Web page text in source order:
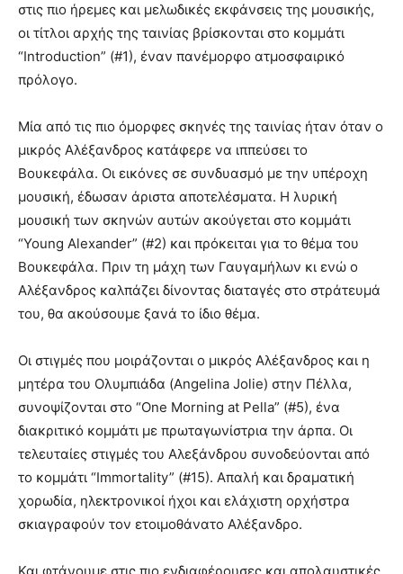
στις πιο ήρεμες και μελωδικές εκφάνσεις της μουσικής,
οι τίτλοι αρχής της ταινίας βρίσκονται στο κομμάτι
“Introduction” (#1), έναν πανέμορφο ατμοσφαιρικό
πρόλογο.
Μία από τις πιο όμορφες σκηνές της ταινίας ήταν όταν ο
μικρός Αλέξανδρος κατάφερε να ιππεύσει το
Βουκεφάλα. Οι εικόνες σε συνδυασμό με την υπέροχη
μουσική, έδωσαν άριστα αποτελέσματα. Η λυρική
μουσική των σκηνών αυτών ακούγεται στο κομμάτι
“Young Alexander” (#2) και πρόκειται για το θέμα του
Βουκεφάλα. Πριν τη μάχη των Γαυγαμήλων κι ενώ ο
Αλέξανδρος καλπάζει δίνοντας διαταγές στο στράτευμά
του, θα ακούσουμε ξανά το ίδιο θέμα.
Οι στιγμές που μοιράζονται ο μικρός Αλέξανδρος και η
μητέρα του Ολυμπιάδα (Angelina Jolie) στην Πέλλα,
συνοψίζονται στο “One Morning at Pella” (#5), ένα
διακριτικό κομμάτι με πρωταγωνίστρια την άρπα. Οι
τελευταίες στιγμές του Αλεξάνδρου συνοδεύονται από
το κομμάτι “Immortality” (#15). Απαλή και δραματική
χορωδία, ηλεκτρονικοί ήχοι και ελάχιστη ορχήστρα
σκιαγραφούν τον ετοιμοθάνατο Αλέξανδρο.